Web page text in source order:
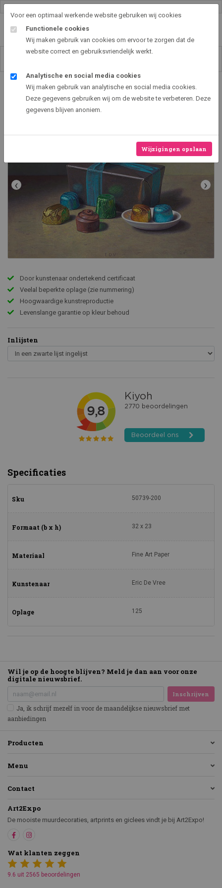
Voor een optimaal werkende website gebruiken wij cookies
Functionele cookies
Wij maken gebruik van cookies om ervoor te zorgen dat de
website correct en gebruiksvriendelijk werkt.
Analytische en social media cookies
Wij maken gebruik van analytische en social media cookies.
Deze gegevens gebruiken wij om de website te verbeteren. Deze
gegevens blijven anoniem.
Wijzigingen opslaan
Art2EXPO GallerySHOP - de leukste kunst cadeau ideeën
Belgian Chocolates II
‹ ›
Door kunstenaar ondertekend certificaat
Veelal beperkte oplage (zie nummering)
Hoogwaardige kunstreproductie
Levenslange garantie op kleur behoud
Inlijsten
Specificaties
Sku 50739-200
Formaat (b x h) 32 x 23
Materiaal Fine Art Paper
Kunstenaar Eric De Vree
Oplage 125
Wil je op de hoogte blijven? Meld je dan aan voor onze
digitale nieuwsbrief.
Inschrijven
Ja, ik schrijf mezelf in voor de maandelijkse nieuwsbrief met
aanbiedingen
Producten
Menu
Contact
Art2Expo
De mooiste muurdecoraties, artprints en giclees vindt je bij Art2Expo!
Wat klanten zeggen
9.6 uit 2565 beoordelingen